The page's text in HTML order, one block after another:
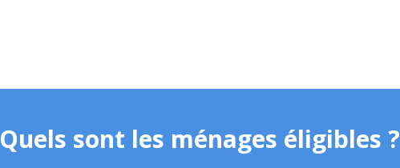
Quels sont les ménages éligibles ?